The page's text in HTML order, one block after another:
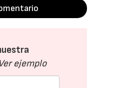
Ver ejemplo